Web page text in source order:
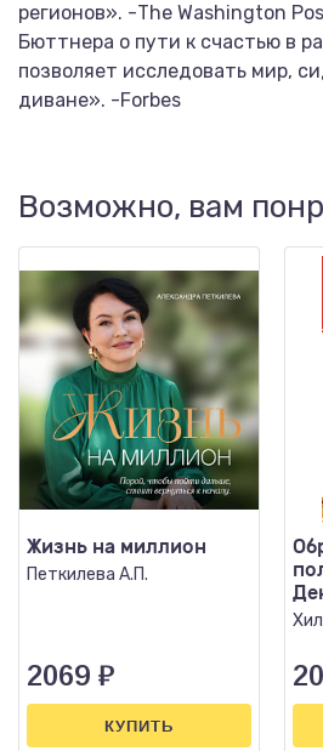
регионов». -The Washington
Бюттнера о пути к счастью в
позволяет исследовать мир,
диване». -Forbes
Возможно, вам
Жизнь на миллион
Петкилева А.П.
2069 ₽
КУПИТЬ